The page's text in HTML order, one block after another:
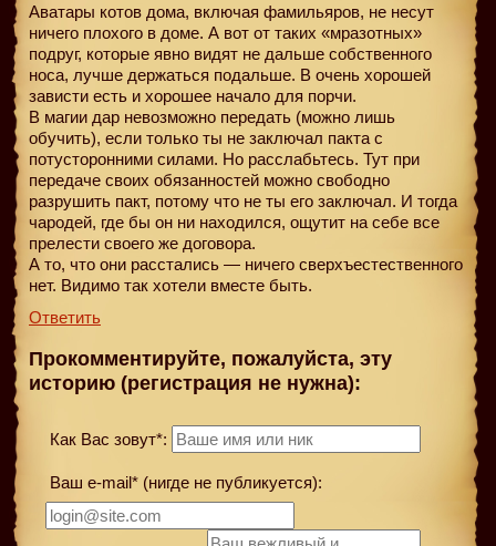
Аватары котов дома, включая фамильяров, не несут
ничего плохого в доме. А вот от таких «мразотных»
подруг, которые явно видят не дальше собственного
носа, лучше держаться подальше. В очень хорошей
зависти есть и хорошее начало для порчи.
В магии дар невозможно передать (можно лишь
обучить), если только ты не заключал пакта с
потусторонними силами. Но расслабьтесь. Тут при
передаче своих обязанностей можно свободно
разрушить пакт, потому что не ты его заключал. И тогда
чародей, где бы он ни находился, ощутит на себе все
прелести своего же договора.
А то, что они расстались — ничего сверхъестественного
нет. Видимо так хотели вместе быть.
Ответить
Прокомментируйте, пожалуйста, эту
историю (регистрация не нужна):
Как Вас зовут*:
Ваш e-mail* (нигде не публикуется):